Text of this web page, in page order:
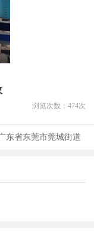
浏览次数： 474次
东省东莞市莞城街道